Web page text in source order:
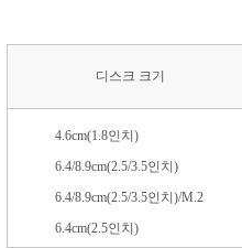
디스크 크기
4.6cm(1.8인치)
6.4/8.9cm(2.5/3.5인치)
6.4/8.9cm(2.5/3.5인치)/M.2
6.4cm(2.5인치)